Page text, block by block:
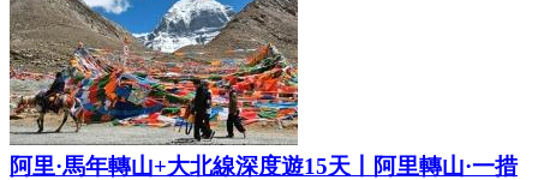
阿里·馬年轉山+大北線深度遊15天丨阿里轉山·一措